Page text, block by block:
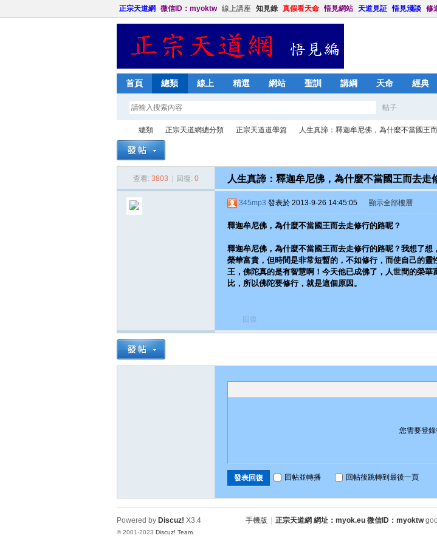
正宗天道網 微信ID：myoktw 線上講座 知見錄 真假看天命 悟見網站 天道見証 悟見淺談 修
首頁 總類 線上 精選 網站 聖訓 講綱 天命 經典
帖子
搜
索
總類
›
正宗天道網總分類 正宗天道道學篇
›
人生真諦：釋迦牟尼佛，為什麼不當國王
查看: 3803 回復: 0 人生真諦：釋迦牟尼佛，為什麼不當國王而去走
345mp3 發表於 2013-9-26 14:45:05 顯示全部樓層
釋迦牟尼佛，為什麼不當國王而去走修行的路呢？
釋迦牟尼佛，為什麼不當國王而去走修行的路呢？我想了
榮華富貴，但時間是非常短暫的，不如修行，而使自己的
王，佛陀真的是有智慧啊！今天他已成佛了，人世間的榮
比，所以佛陀要修行，就是這個原因。
回復
您需要登
發表回復 回帖並轉播 回帖後跳轉到最後一頁
手機版 正宗天道網 網址：myok.eu 微信ID：myoktw
Powered by Discuz! X3.4
© 2001-2023 Discuz! Team